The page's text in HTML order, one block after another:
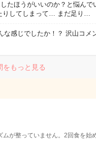
たほうがいいのか？と悩んで
りしてしまって… まだ足り…
感じでしたか！？ 沢山コメ
をもっと見る
が整っていません。2回食を始